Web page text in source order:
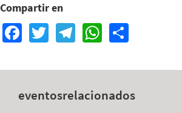
Compartir en
Facebook
TwitterTelegram
WhatsApp
eventosrelacionados